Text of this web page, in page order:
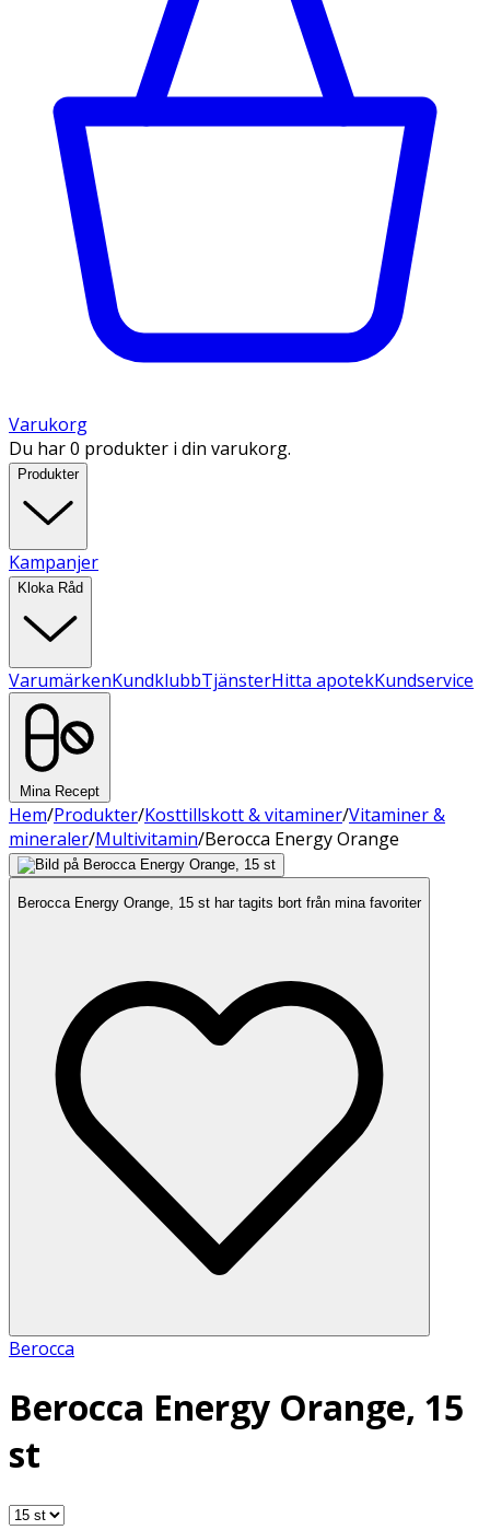
Varukorg
Du har 0 produkter i din varukorg.
Produkter
Kampanjer
Kloka Råd
VarumärkenKundklubbTjänsterHitta apotekKundservice
Mina Recept
Hem/Produkter/Kosttillskott & vitaminer/Vitaminer &
mineraler/Multivitamin/Berocca Energy Orange
Berocca Energy Orange, 15 st har tagits bort från mina favoriter
Berocca
Berocca Energy Orange, 15
st